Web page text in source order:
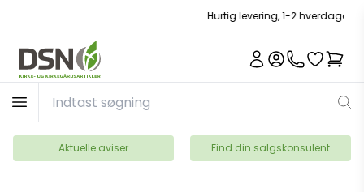
Hurtig levering, 1-2 hverdage
Aktuelle aviser Find din salgskonsulent